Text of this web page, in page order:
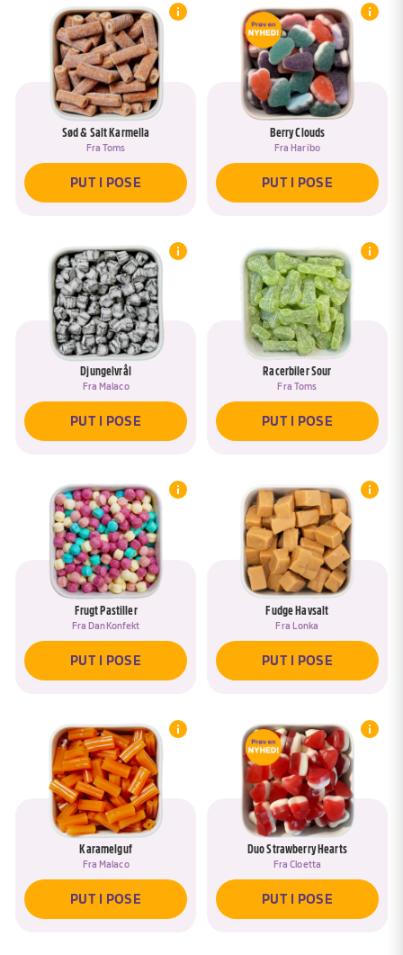
Sød & Salt Karmella
Fra Toms
PUT I POSE
Berry Clouds
Fra Haribo
PUT I POSE
Djungelvrål
Fra Malaco
PUT I POSE
Racerbiler Sour
Fra Toms
PUT I POSE
Frugt Pastiller
Fra DanKonfekt
PUT I POSE
Fudge Havsalt
Fra Lonka
PUT I POSE
Karamelguf
Fra Malaco
PUT I POSE
Duo Strawberry Hearts
FraCloetta
PUT I POSE